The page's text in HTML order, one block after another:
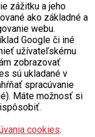
zážitku a jeho
ako základné a
webu.
Google či iné
užívateľskému
zobrazovať
sú ukladané v
spracúvanie
Máte možnosť si
cookies.